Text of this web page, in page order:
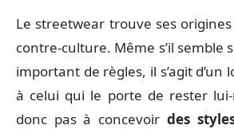
Le streetwear trouve ses
contre-culture. Même s’il semble
important de règles, il s’agit d’un
à celui qui le porte de rester lui-
donc pas à concevoir des